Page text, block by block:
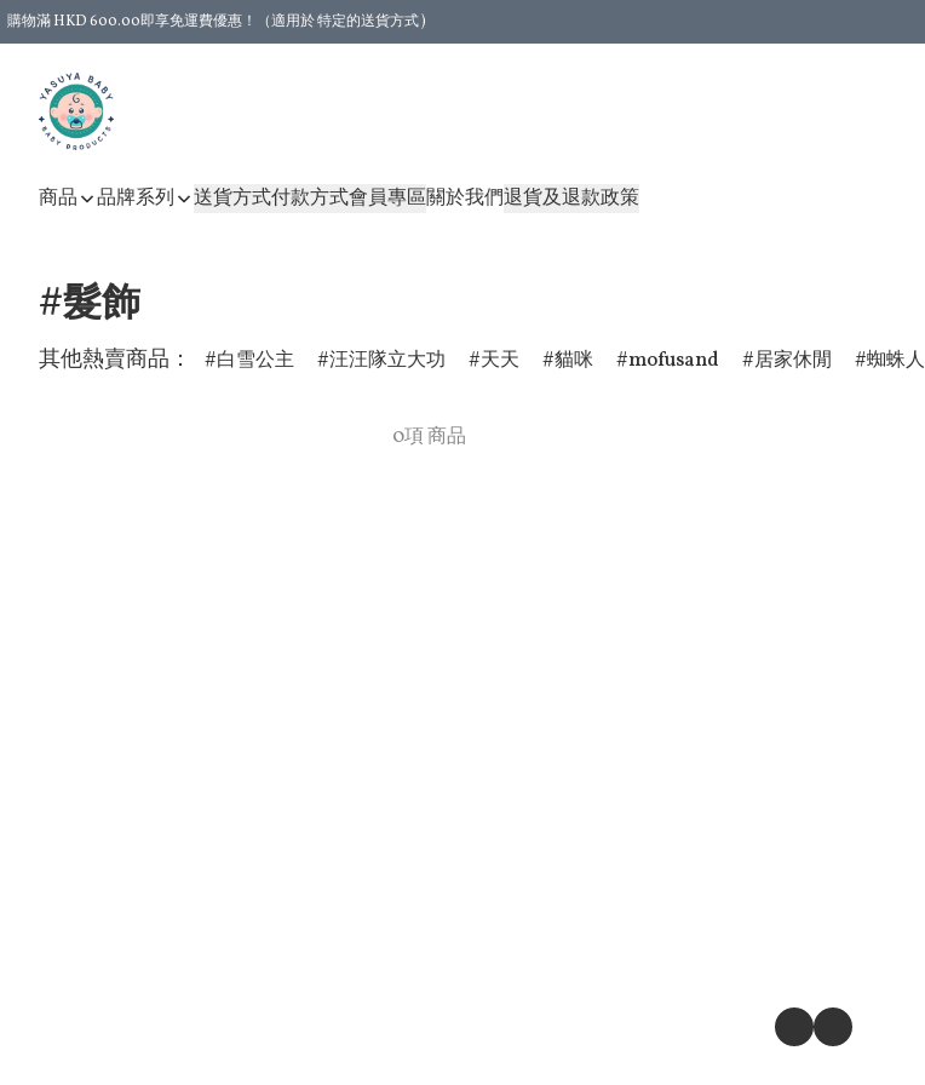
購物滿 HKD 600.00即享免運費優惠！（適用於 特定的送貨方式 )
商品 品牌系列 送貨方式付款方式會員專區關於我們退貨及退款政策
#髮飾
其他熱賣商品： 白雪公主 汪汪隊立大功 天天 貓咪 mofusand 居家休閒 蜘蛛人
0項 商品